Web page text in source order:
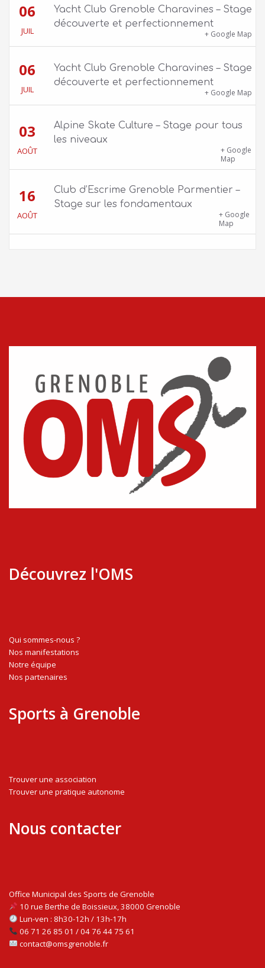
06
JUIL
Yacht Club Grenoble Charavines – Stage
découverte et perfectionnement
+ Google Map
06
JUIL
Yacht Club Grenoble Charavines – Stage
découverte et perfectionnement
+ Google Map
03
AOÛT
Alpine Skate Culture – Stage pour tous
les niveaux
+ Google
Map
16
AOÛT
Club d’Escrime Grenoble Parmentier –
Stage sur les fondamentaux
+ Google
Map
Découvrez l'OMS
Qui sommes-nous ?
Nos manifestations
Notre équipe
Nos partenaires
Sports à Grenoble
Trouver une association
Trouver une pratique autonome
Nous contacter
Office Municipal des Sports de Grenoble
10 rue Berthe de Boissieux, 38000 Grenoble
Lun-ven : 8h30-12h / 13h-17h
06 71 26 85 01 / 04 76 44 75 61
contact@omsgrenoble.fr